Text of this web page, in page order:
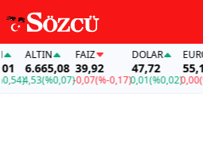
ALTIN
6.665,08
4,53(%0,07)
FAİZ
39,92
-0,07(%-0,17)
DOLAR
47,72
0,01(%0,02)
EURO
55,18
0,00(%-